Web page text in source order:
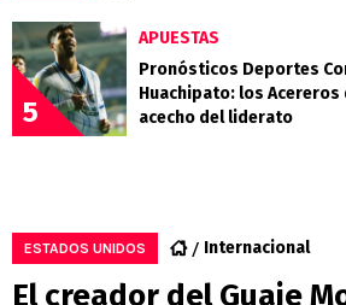
5
APUESTAS
Pronósticos Deportes
Huachipato: los
acecho del liderato
ESTADOS UNIDOS Internacional
El creador del Guaje